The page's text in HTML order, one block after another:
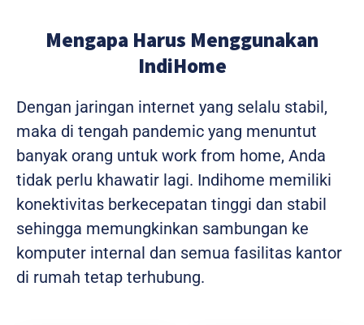
Mengapa Harus Menggunakan
IndiHome
Dengan jaringan internet yang selalu stabil,
maka di tengah pandemic yang menuntut
banyak orang untuk work from home, Anda
tidak perlu khawatir lagi. Indihome memiliki
konektivitas berkecepatan tinggi dan stabil
sehingga memungkinkan sambungan ke
komputer internal dan semua fasilitas kantor
di rumah tetap terhubung.